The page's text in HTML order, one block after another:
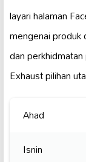
layari halaman
mengenai
dan
Exhaust pilihan
Ahad
Isnin